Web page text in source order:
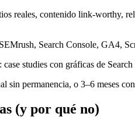
reales, contenido link-worthy,
Search Console, GA4,
case studies con gráficas de
sin permanencia, o 3–6 meses
(y por qué no)